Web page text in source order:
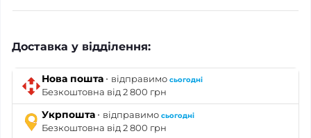
Доставка у відділення:
Нова пошта · відправимо сьогодні
Безкоштовна від 2 800 грн
Укрпошта · відправимо сьогодні
Безкоштовна від 2 800 грн